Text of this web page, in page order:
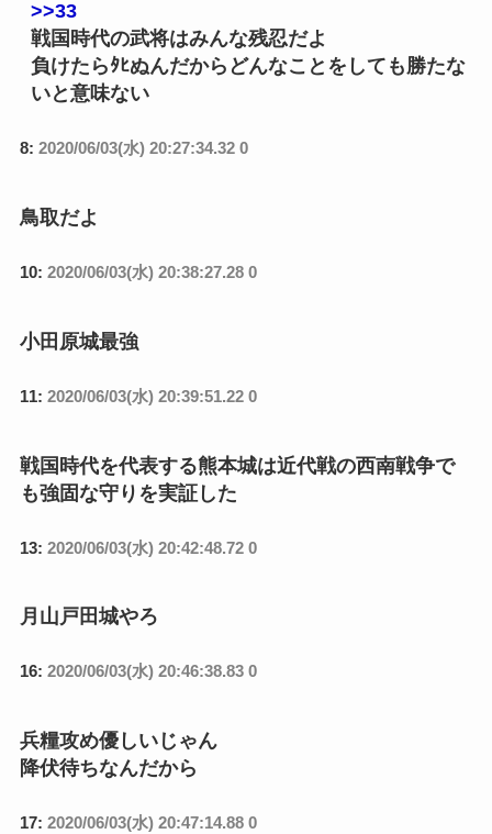
>>33
戦国時代の武将はみんな残忍だよ
負けたらﾀﾋぬんだからどんなことをしても勝たな
いと意味ない
8: 2020/06/03(水) 20:27:34.32 0
鳥取だよ
10: 2020/06/03(水) 20:38:27.28 0
小田原城最強
11: 2020/06/03(水) 20:39:51.22 0
戦国時代を代表する熊本城は近代戦の西南戦争で
も強固な守りを実証した
13: 2020/06/03(水) 20:42:48.72 0
月山戸田城やろ
16: 2020/06/03(水) 20:46:38.83 0
兵糧攻め優しいじゃん
降伏待ちなんだから
17: 2020/06/03(水) 20:47:14.88 0